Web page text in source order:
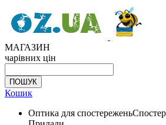
МАГАЗИН
чарівних цін
Кошик
Оптика для спостережень